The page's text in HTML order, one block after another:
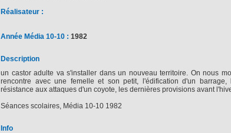
Réalisateur :
Année Média 10-10 : 1982
Description
un castor adulte va s'installer dans un nouveau territoire. On nous
rencontre avec une femelle et son petit, l'édification d'un
résistance aux attaques d'un coyote, les dernières provisions avant
Séances scolaires, Média 10-10 1982
Info